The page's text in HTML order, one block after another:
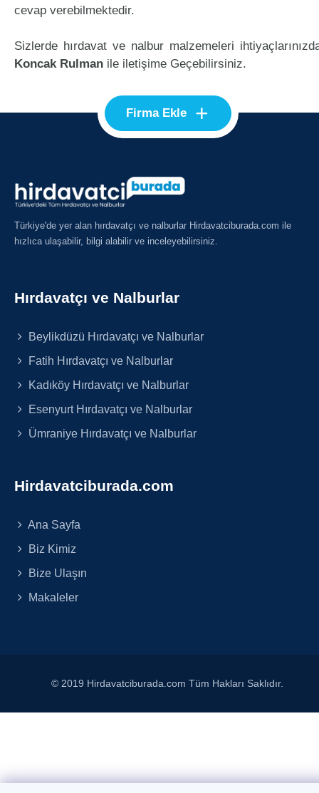
cevap verebilmektedir.
Sizlerde hırdavat ve nalbur malzemeleri
Koncak Rulman ile iletişime Geçebilirsiniz.
Firma Ekle +
Türkiye'de yer alan hırdavatçı ve nalburlar Hirdavatciburada.com ile
hızlıca ulaşabilir, bilgi alabilir ve inceleyebilirsiniz.
Hırdavatçı ve Nalburlar
Beylikdüzü Hırdavatçı ve Nalburlar
Fatih Hırdavatçı ve Nalburlar
Kadıköy Hırdavatçı ve Nalburlar
Esenyurt Hırdavatçı ve Nalburlar
Ümraniye Hırdavatçı ve Nalburlar
Hirdavatciburada.com
Ana Sayfa
Biz Kimiz
Bize Ulaşın
Makaleler
© 2019 Hirdavatciburada.com Tüm Hakları Saklıdır.